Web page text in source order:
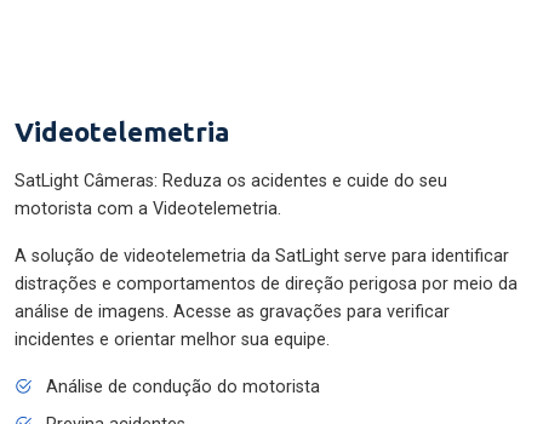
Videotelemetria
SatLight Câmeras: Reduza os acidentes e cuide do seu
motorista com a Videotelemetria.
A solução de videotelemetria da SatLight serve para identificar
distrações e comportamentos de direção perigosa por meio da
análise de imagens. Acesse as gravações para verificar
incidentes e orientar melhor sua equipe.
Análise de condução do motorista